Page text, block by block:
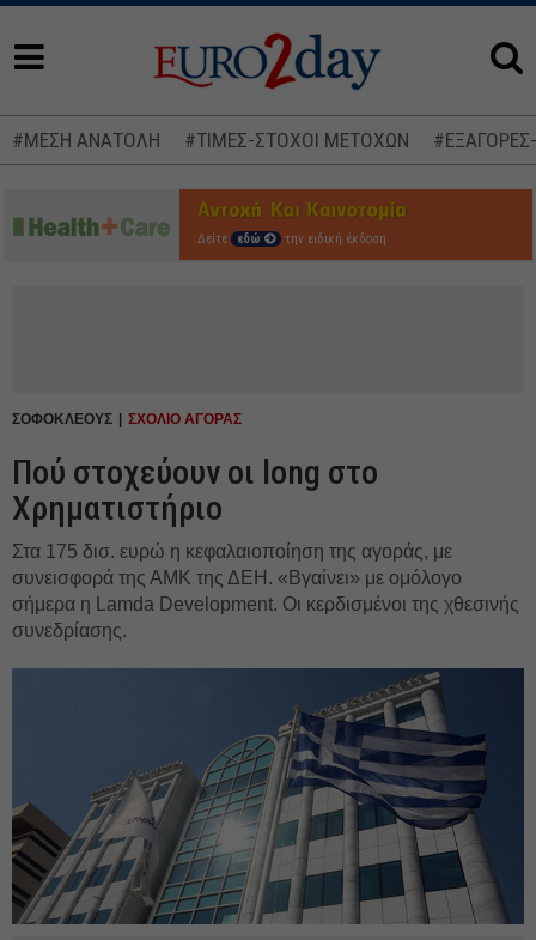
#ΜΕΣΗ ΑΝΑΤΟΛΗ #ΤΙΜΕΣ-ΣΤΟΧΟΙ ΜΕΤΟΧΩΝ
Δείτε εδώ την ειδική έκδοση
ΣΟΦΟΚΛΕΟΥΣ ΣΧΟΛΙΟ ΑΓΟΡΑΣ
Πού στοχεύουν οι long στο
Χρηματιστήριο
Στα 175 δισ. ευρώ η κεφαλαιοποίηση της αγοράς, με
συνεισφορά της ΑΜΚ της ΔΕΗ. «Βγαίνει» με ομόλογο
σήμερα η Lamda Development. Οι κερδισμένοι της χθεσινής
συνεδρίασης.